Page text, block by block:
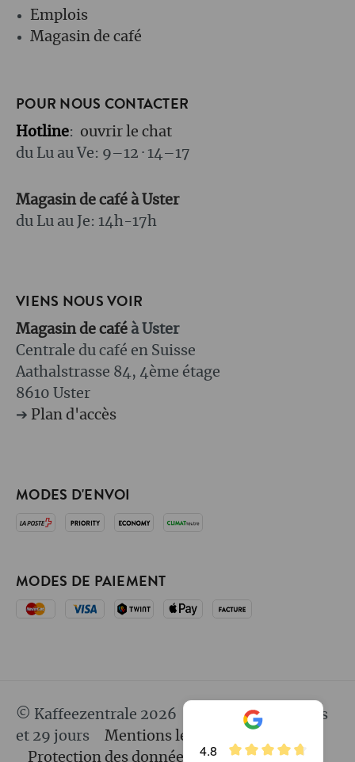
4.8
Emplois
Magasin de café
POUR NOUS CONTACTER
Hotline: ouvrir le chat
du Lu au Ve: 9–12 · 14–17
Magasin de café à Uster
du Lu au Je: 14h-17h
VIENS NOUS VOIR
Magasin de café à Uster
Centrale du café en Suisse
Aathalstrasse 84, 4ème étage
8610 Uster
➔ Plan d'accès
MODES D'ENVOI
MODES DE PAIEMENT
© Kaffeezentrale 2026
depuis 25 ans 8 mois
et 29 jours
Mentions légales
Protection des données
Responsabilité